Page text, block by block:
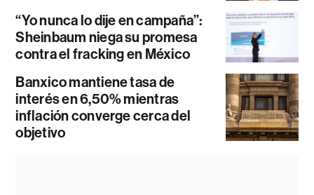
“Yo nunca lo dije en campaña”:
Sheinbaum niega su promesa
contra el fracking en México
Banxico mantiene tasa de
interés en 6,50% mientras
inflación converge cerca del
objetivo